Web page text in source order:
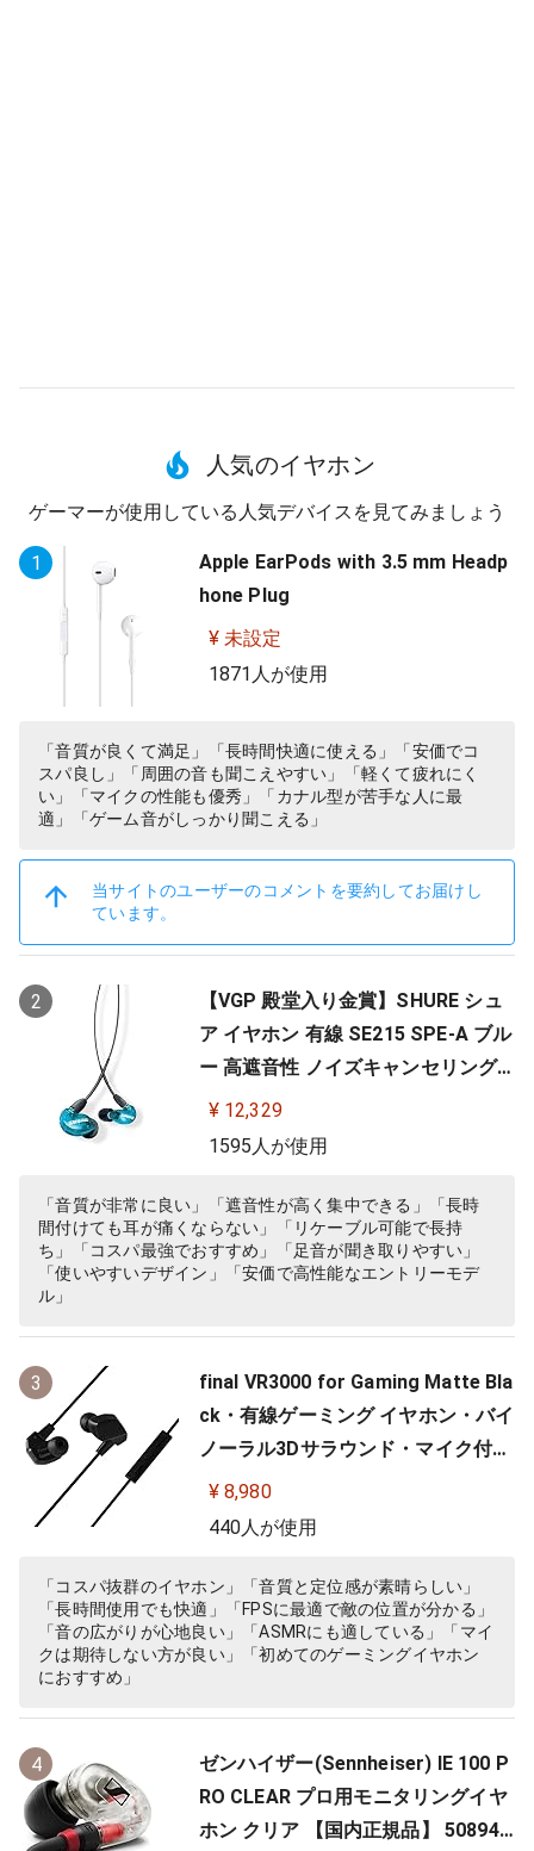
人気のイヤホン
ゲーマーが使用している人気デバイスを見てみましょう
1
Apple EarPods with 3.5 mm Headp
hone Plug
¥ 未設定
1871人が使用
「音質が良くて満足」「長時間快適に使える」「安価でコ
スパ良し」「周囲の音も聞こえやすい」「軽くて疲れにく
い」「マイクの性能も優秀」「カナル型が苦手な人に最
適」「ゲーム音がしっかり聞こえる」
当サイトのユーザーのコメントを要約してお届けし
ています。
2
【VGP 殿堂入り金賞】SHURE シュ
ア イヤホン 有線 SE215 SPE-A ブル
ー 高遮音性 ノイズキャンセリング
ゲーム ゲーミング スペシャルエデ
ィション カナル型 ワイヤレス変換
様 低音強化 配信 音楽 オーディオリ
スニング レコーディング 録音…
¥ 12,329
1595人が使用
「音質が非常に良い」「遮音性が高く集中できる」「長時
間付けても耳が痛くならない」「リケーブル可能で長持
ち」「コスパ最強でおすすめ」「足音が聞き取りやすい」
「使いやすいデザイン」「安価で高性能なエントリーモデ
ル」
3
final VR3000 for Gaming Matte Bla
ck・有線ゲーミング イヤホン・バイ
ノーラル3Dサラウンド・マイク付き
【ゲーム/VR/バイノーラル/ASMR /
360オーディオ推奨】
¥ 8,980
440人が使用
「コスパ抜群のイヤホン」「音質と定位感が素晴らしい」
「長時間使用でも快適」「FPSに最適で敵の位置が分かる」
「音の広がりが心地良い」「ASMRにも適している」「マイ
クは期待しない方が良い」「初めてのゲーミングイヤホン
におすすめ」
4
ゼンハイザー(Sennheiser) IE 100 P
RO CLEAR プロ用モニタリングイヤ
ホン クリア 【国内正規品】 508941